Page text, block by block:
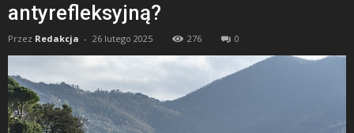
antyrefleksyjną?
Przez Redakcja - 26 lutego 2025 276 0